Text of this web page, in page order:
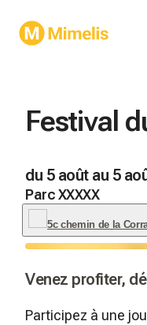
Festival
du 5 août au 5
Parc XXXXX
5c chemin de la
Venez profiter,
Participez à une